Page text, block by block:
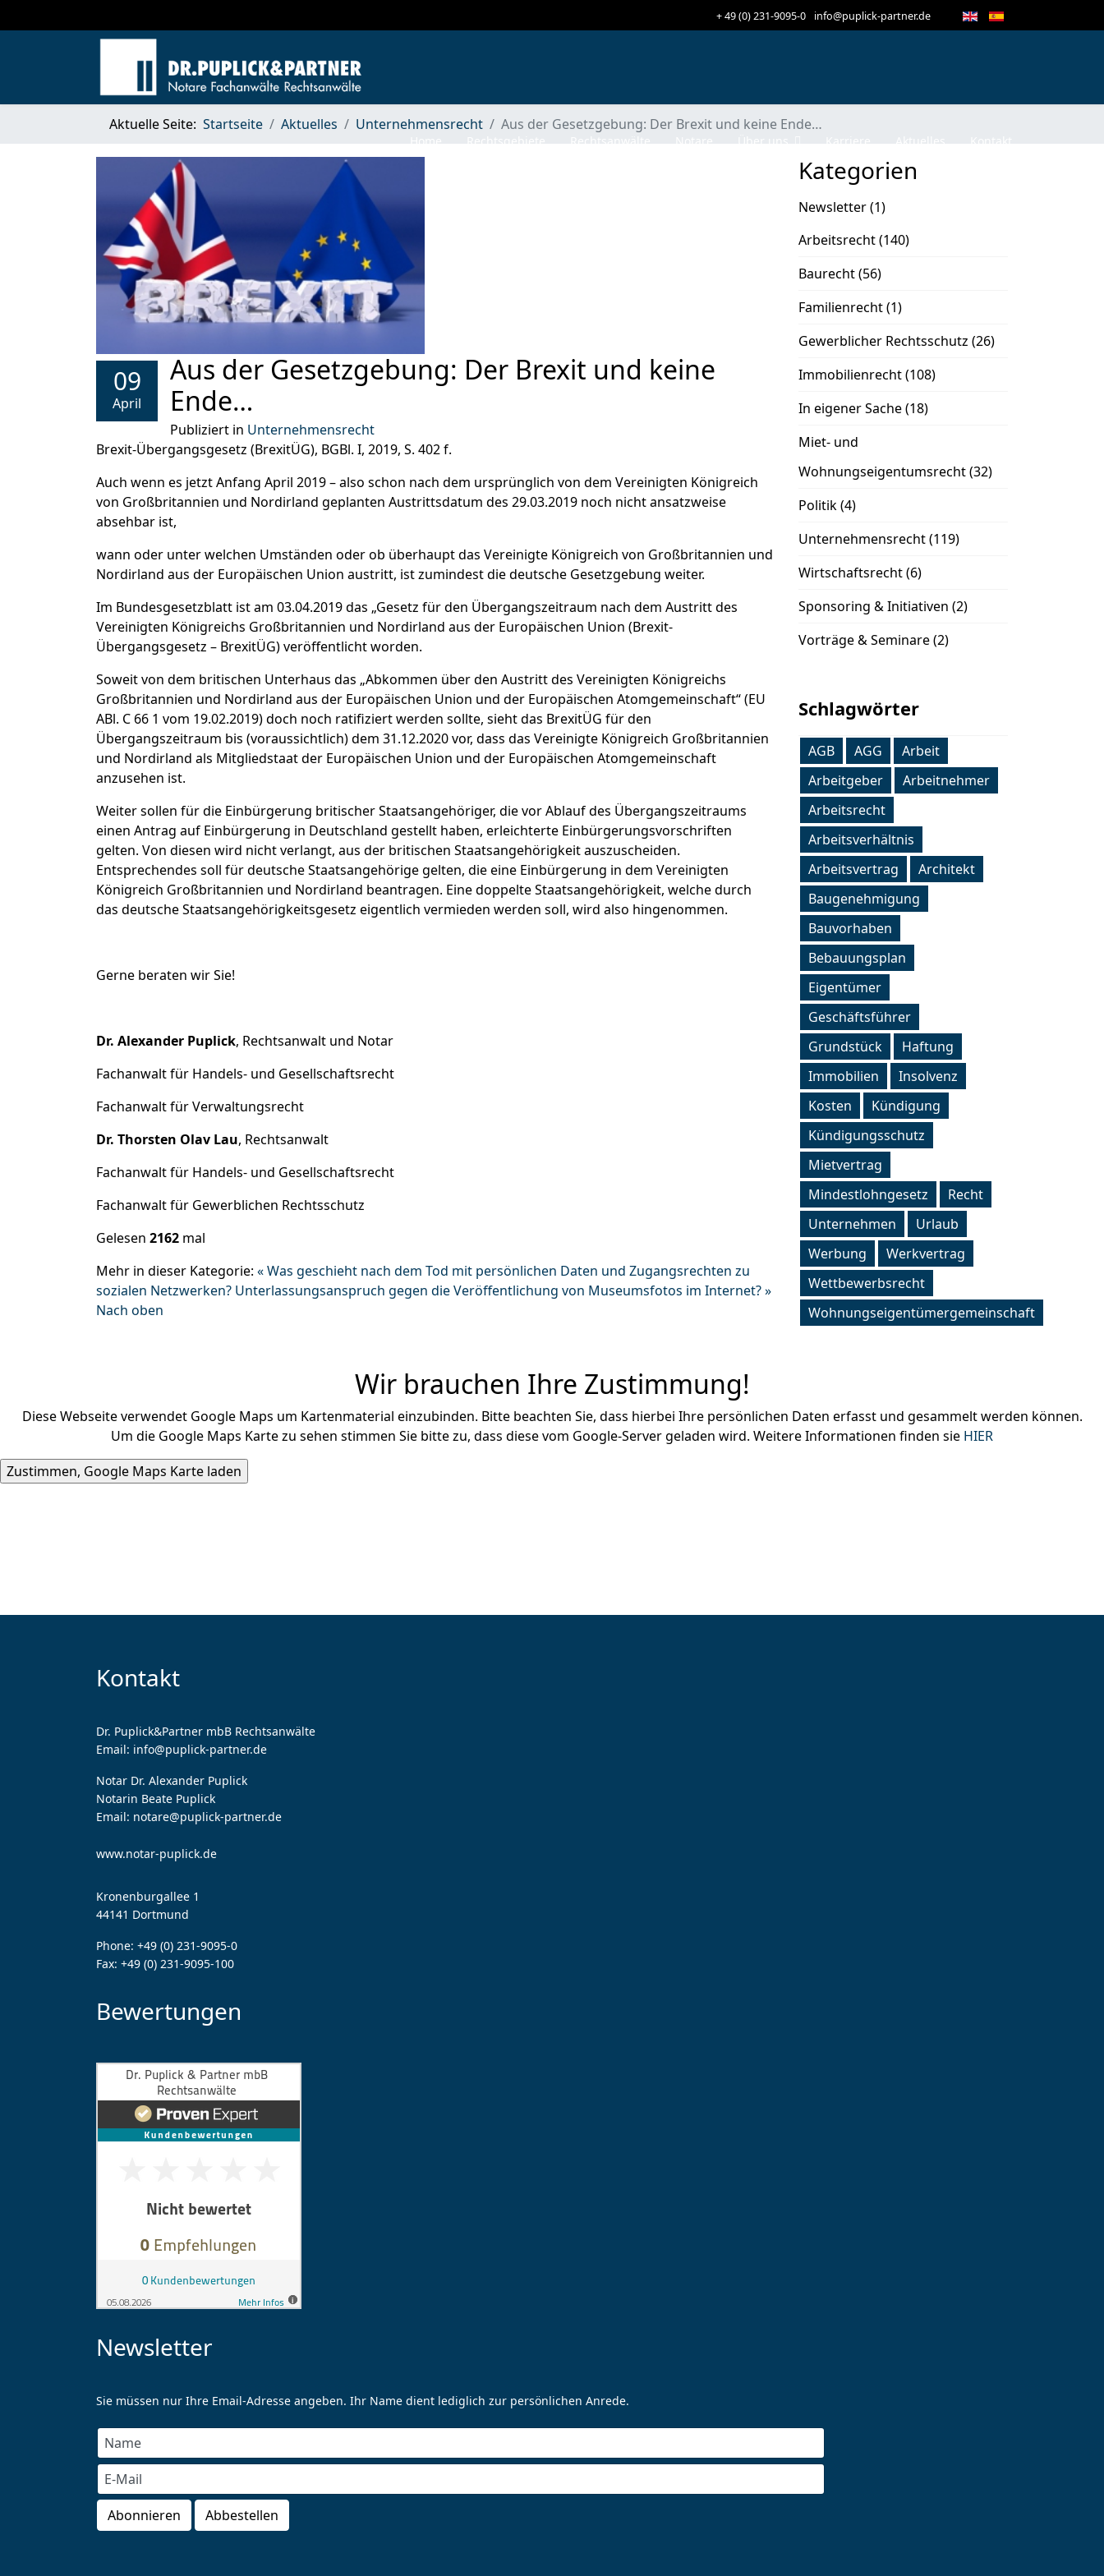
+ 49 (0) 231-9095-0 info@puplick-partner.de
Aktuelle Seite: Startseite Aktuelles Unternehmensrecht Aus der Gesetzgebung: Der Brexit und keine Ende…
09
April
Aus der Gesetzgebung: Der Brexit und keine
Ende…
Publiziert in Unternehmensrecht
Brexit-Übergangsgesetz (BrexitÜG), BGBl. I, 2019, S. 402 f.
Auch wenn es jetzt Anfang April 2019 – also schon nach dem ursprünglich von dem Vereinigten Königreich
von Großbritannien und Nordirland geplanten Austrittsdatum des 29.03.2019 noch nicht ansatzweise
absehbar ist,
wann oder unter welchen Umständen oder ob überhaupt das Vereinigte Königreich von Großbritannien und
Nordirland aus der Europäischen Union austritt, ist zumindest die deutsche Gesetzgebung weiter.
Im Bundesgesetzblatt ist am 03.04.2019 das „Gesetz für den Übergangszeitraum nach dem Austritt des
Vereinigten Königreichs Großbritannien und Nordirland aus der Europäischen Union (Brexit-
Übergangsgesetz – BrexitÜG) veröffentlicht worden.
Soweit von dem britischen Unterhaus das „Abkommen über den Austritt des Vereinigten Königreichs
Großbritannien und Nordirland aus der Europäischen Union und der Europäischen Atomgemeinschaft“ (EU
ABl. C 66 1 vom 19.02.2019) doch noch ratifiziert werden sollte, sieht das BrexitÜG für den
Übergangszeitraum bis (voraussichtlich) dem 31.12.2020 vor, dass das Vereinigte Königreich Großbritannien
und Nordirland als Mitgliedstaat der Europäischen Union und der Europäischen Atomgemeinschaft
anzusehen ist.
Weiter sollen für die Einbürgerung britischer Staatsangehöriger, die vor Ablauf des Übergangszeitraums
einen Antrag auf Einbürgerung in Deutschland gestellt haben, erleichterte Einbürgerungsvorschriften
gelten. Von diesen wird nicht verlangt, aus der britischen Staatsangehörigkeit auszuscheiden.
Entsprechendes soll für deutsche Staatsangehörige gelten, die eine Einbürgerung in dem Vereinigten
Königreich Großbritannien und Nordirland beantragen. Eine doppelte Staatsangehörigkeit, welche durch
das deutsche Staatsangehörigkeitsgesetz eigentlich vermieden werden soll, wird also hingenommen.
Gerne beraten wir Sie!
Dr. Alexander Puplick, Rechtsanwalt und Notar
Fachanwalt für Handels- und Gesellschaftsrecht
Fachanwalt für Verwaltungsrecht
Dr. Thorsten Olav Lau, Rechtsanwalt
Fachanwalt für Handels- und Gesellschaftsrecht
Fachanwalt für Gewerblichen Rechtsschutz
Gelesen 2162 mal
Mehr in dieser Kategorie: « Was geschieht nach dem Tod mit persönlichen Daten und Zugangsrechten zu
sozialen Netzwerken? Unterlassungsanspruch gegen die Veröffentlichung von Museumsfotos im Internet? »
Nach oben
Kategorien
Newsletter(1)
Arbeitsrecht(140)
Baurecht(56)
Familienrecht(1)
Gewerblicher Rechtsschutz (26)
Immobilienrecht(108)
In eigener Sache(18)
Miet- und
Wohnungseigentumsrecht(32)
Politik(4)
Unternehmensrecht(119)
Wirtschaftsrecht(6)
Sponsoring & Initiativen (2)
Vorträge & Seminare(2)
Schlagwörter
AGB AGG
Arbeit
Arbeitgeber
Arbeitnehmer
Arbeitsrecht
Arbeitsverhältnis
Arbeitsvertrag
Architekt
Baugenehmigung
Bauvorhaben
Bebauungsplan
Eigentümer
Geschäftsführer
Grundstück
Haftung
Immobilien
Insolvenz
Kosten
Kündigung
Kündigungsschutz
Mietvertrag
Mindestlohngesetz
Recht
Unternehmen
Urlaub
Werbung
Werkvertrag
Wettbewerbsrecht
Wohnungseigentümergemeinschaft
Wir brauchen Ihre Zustimmung!
Diese Webseite verwendet Google Maps um Kartenmaterial einzubinden. Bitte beachten Sie, dass hierbei Ihre persönlichen Daten erfasst und gesammelt werden können.
Um die Google Maps Karte zu sehen stimmen Sie bitte zu, dass diese vom Google-Server geladen wird. Weitere Informationen finden sie HIER
Kontakt
Dr. Puplick&Partner mbB Rechtsanwälte
Email: info@puplick-partner.de
Notar Dr. Alexander Puplick
Notarin Beate Puplick
Email: notare@puplick-partner.de
www.notar-puplick.de
Kronenburgallee 1
44141 Dortmund
Phone: +49 (0) 231-9095-0
Fax: +49 (0) 231-9095-100
Bewertungen
Newsletter
Sie müssen nur Ihre Email-Adresse angeben. Ihr Name dient lediglich zur persönlichen Anrede.